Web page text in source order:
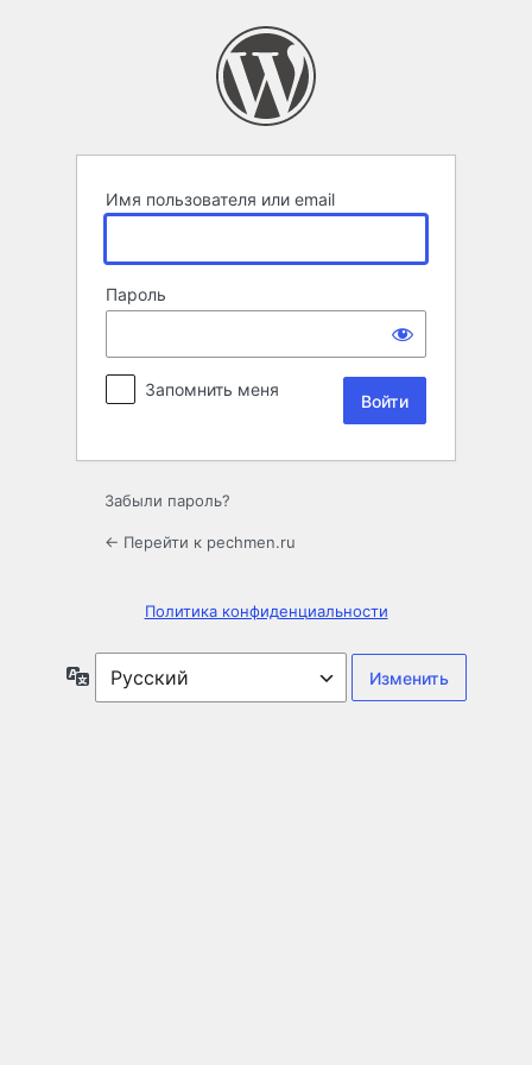
Имя пользователя или email
Пароль
Запомнить меня
Забыли пароль?
← Перейти к pechmen.ru
Политика конфиденциальности
Язык